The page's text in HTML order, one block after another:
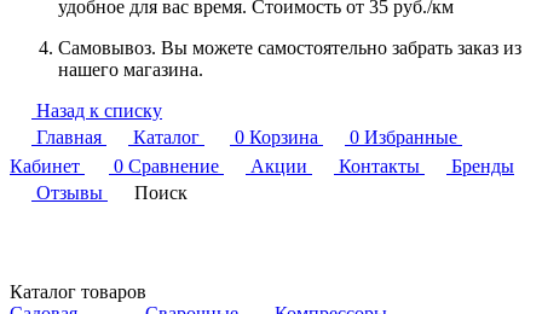
удобное для вас время. Стоимость от 35 руб./км
Самовывоз. Вы можете самостоятельно забрать заказ из
нашего магазина.
Назад к списку
Главная
Каталог 0 Корзина 0 Избранные
Кабинет
0 Сравнение Акции Контакты
Бренды
Отзывы
Поиск
Каталог товаров